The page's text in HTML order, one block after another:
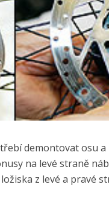
demontovat osu
na levé straně
z levé a pravé